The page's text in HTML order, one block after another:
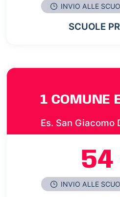
INVIO ALLE
SCUOLE
1 COMUNE
Es. San Giacomo
54
INVIO ALLE